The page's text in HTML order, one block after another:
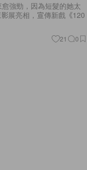
強勁，因為短髮的她太
展亮相，宣傳新戲《120
21 0